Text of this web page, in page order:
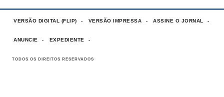
VERSÃO DIGITAL (FLIP) VERSÃO IMPRESSA ASSINE O JORNAL
ANUNCIE EXPEDIENTE
TODOS OS DIREITOS RESERVADOS